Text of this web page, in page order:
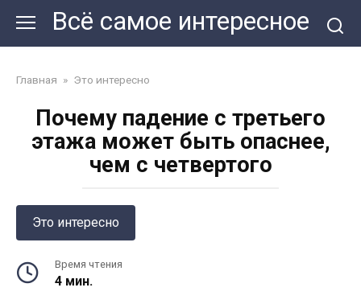
контенту
Всё самое интересное
Главная » Это интересно
Почему падение с третьего
этажа может быть опаснее,
чем с четвертого
Это интересно
Время чтения
4 мин.